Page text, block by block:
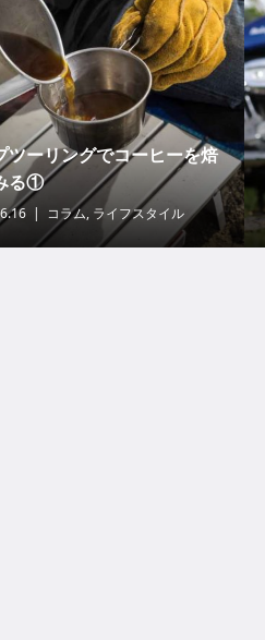
ツーリングでコーヒーを焙
る①
コラム, ライフスタイル